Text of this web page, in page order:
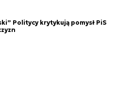
Politycy krytykują pomysł PiS